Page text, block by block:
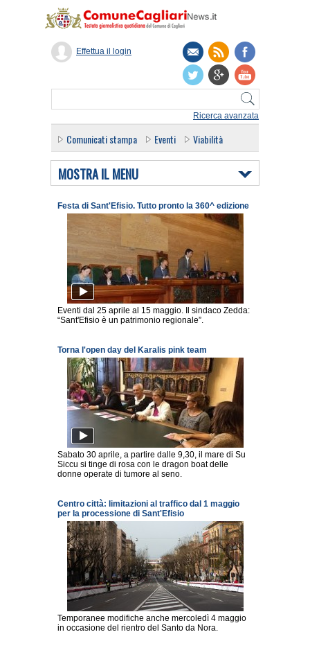
Ricerca avanzata
Effettua il login
Comunicati stampa Eventi Viabilità
MOSTRA IL MENU
Festa di Sant'Efisio. Tutto pronto la 360^ edizione
Eventi dal 25 aprile al 15 maggio. Il sindaco Zedda:
“Sant'Efisio è un patrimonio regionale”.
Torna l'open day del Karalis pink team
Sabato 30 aprile, a partire dalle 9,30, il mare di Su
Siccu si tinge di rosa con le dragon boat delle
donne operate di tumore al seno.
Centro città: limitazioni al traffico dal 1 maggio
per la processione di Sant'Efisio
Temporanee modifiche anche mercoledì 4 maggio
in occasione del rientro del Santo da Nora.